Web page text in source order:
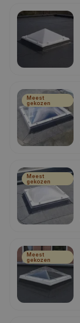
Meest
gekozen
Meest
gekozen
Meest
gekozen